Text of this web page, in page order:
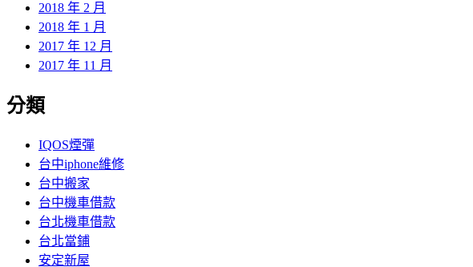
2018 年 2 月
2018 年 1 月
2017 年 12 月
2017 年 11 月
分類
IQOS煙彈
台中iphone維修
台中搬家
台中機車借款
台北機車借款
台北當鋪
安定新屋